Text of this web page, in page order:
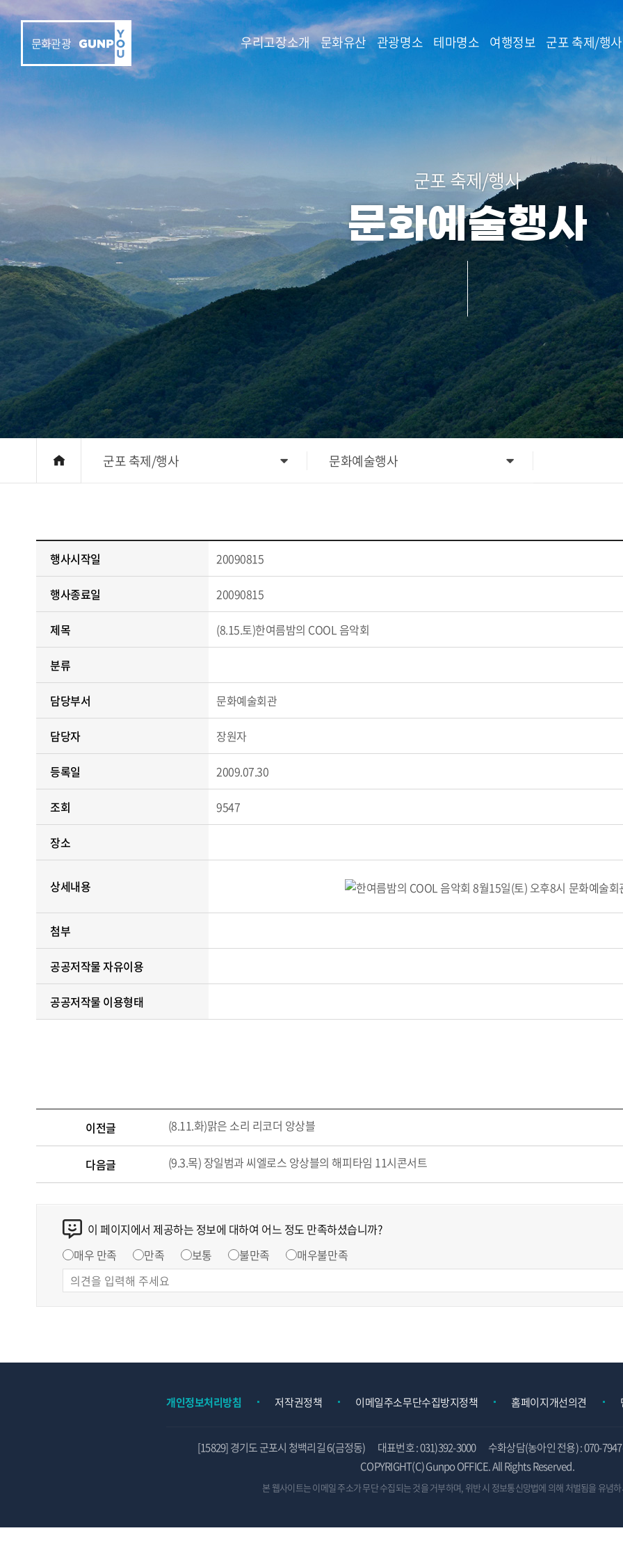
본문 바로가기
문화관광 우리고장소개 문화유산 관광명소 테마명소 여행정보 군포 축제/행사
군포 축제/행사
문화예술행사
군포 축제/행사 문화예술행사
행사시작일 20090815
행사종료일 20090815
제목 (8.15.토)한여름밤의 COOL 음악회
분류
담당부서 문화예술회관
담당자 장원자
등록일 2009.07.30
조회 9547
장소
상세내용
첨부
공공저작물 자유이용
공공저작물 이용형태
이전글 (8.11.화)맑은 소리 리코더 앙상블
다음글 (9.3.목) 장일범과 씨엘로스 앙상블의 해피타임 11시콘서트
이 페이지에서 제공하는 정보에 대하여 어느 정도 만족하셨습니까?
매우 만족
만족 보통 불만족 매우불만족
개인정보처리방침 저작권정책 이메일주소무단수집방지정책 홈페이지개선의견
[15829] 경기도 군포시 청백리길 6(금정동) 대표번호 : 031)392-3000
수화상담(농아인 전용) : 070-
COPYRIGHT(C) Gunpo OFFICE. All Rights Reserved.
본 웹사이트는 이메일 주소가 무단 수집되는 것을 거부하며, 위반 시 정보통신망법에 의해 처벌됨을 유념